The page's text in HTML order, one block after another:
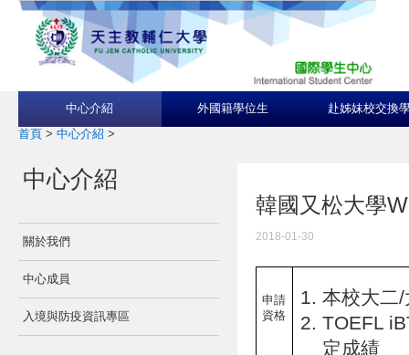
中心介紹 外國籍學位生 赴姊妹校交換
首頁 > 中心介紹 >
中心介紹
關於我們
中心成員
入境與防疫資訊專區
韓國又松大學
2018-01-30
申請
資格
本校大二
TOEFL
定成績